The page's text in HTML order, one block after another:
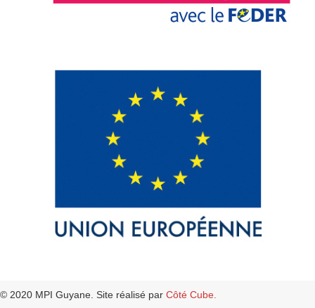
© 2020 MPI Guyane. Site réalisé par Côté Cube.